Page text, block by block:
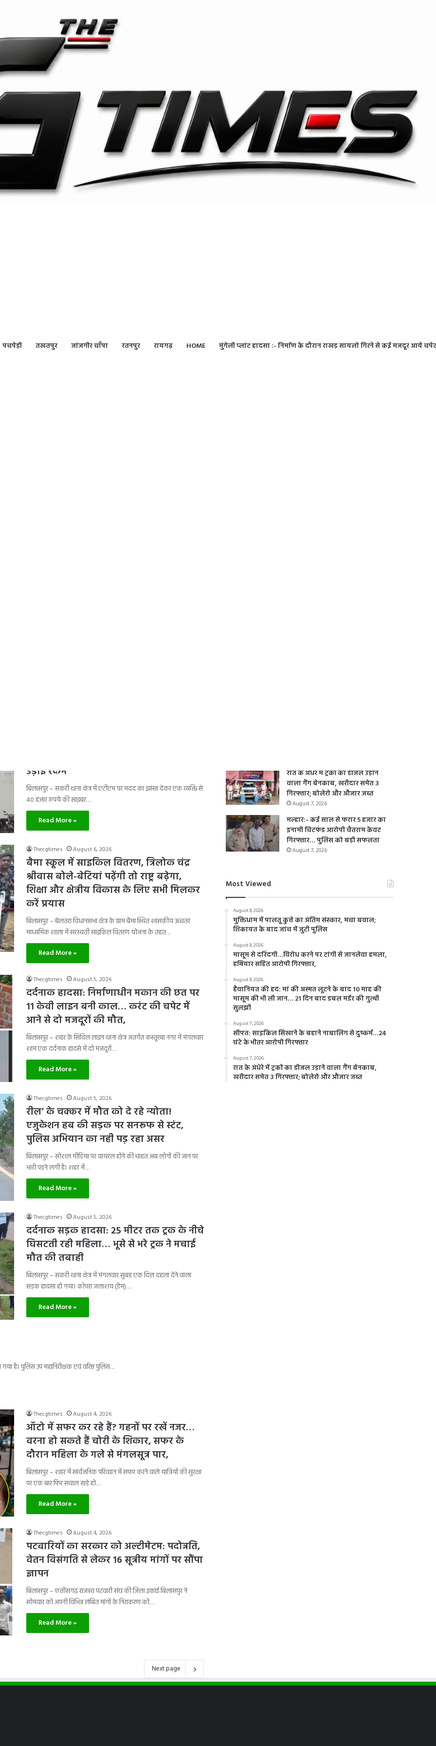
पचपेड़ी तखतपुर जांजगीर चाँपा रतनपुर रायगढ़ HOME मुंगेली प्लांट हादसा :- निर्माण के दौरान राखड़ सायलो गिरने से कई मजदूर आये
उड़ाई रकम
बिलासपुर – सकरी थाना क्षेत्र में एटीएम पर मदद का झांसा देकर एक व्यक्ति से
40 हजार रुपये की साइबर…
Read More »
Thecgtimes August 6, 2026
बैमा स्कूल में साइकिल वितरण, त्रिलोक चंद्र
श्रीवास बोले-बेटियां पढ़ेंगी तो राष्ट्र बढ़ेगा,
शिक्षा और क्षेत्रीय विकास के लिए सभी मिलकर
करें प्रयास
बिलासपुर – बेलतरा विधानसभा क्षेत्र के ग्राम बैमा स्थित शासकीय उच्चतर
माध्यमिक शाला में सरस्वती साइकिल वितरण योजना के तहत…
Read More »
Thecgtimes August 5, 2026
दर्दनाक हादसा: निर्माणाधीन मकान की छत पर
11 केवी लाइन बनी काल… करंट की चपेट में
आने से दो मजदूरों की मौत,
बिलासपुर – शहर के सिविल लाइन थाना क्षेत्र अंतर्गत कस्तूरबा नगर में मंगलवार
शाम एक दर्दनाक हादसे में दो मजदूरों…
Read More »
Thecgtimes August 5, 2026
रील’ के चक्कर में मौत को दे रहे न्योता!
एजुकेशन हब की सड़क पर सनरूफ से स्टंट,
पुलिस अभियान का नही पड़ रहा असर
बिलासपुर – सोशल मीडिया पर वायरल होने की चाहत अब लोगों की जान पर
भारी पड़ने लगी है। शहर में…
Read More »
Thecgtimes August 5, 2026
दर्दनाक सड़क हादसा: 25 मीटर तक ट्रक के नीचे
घिसटती रही महिला… भूसे से भरे ट्रक ने मचाई
मौत की तबाही
बिलासपुर – सकरी थाना क्षेत्र में मंगलवार सुबह एक दिल दहला देने वाला
सड़क हादसा हो गया। कोपरा जलाशय (डैम)…
Read More »
है। पुलिस उप महानिरीक्षक एवं वरिष्ठ पुलिस…
Thecgtimes August 4, 2026
ऑटो में सफर कर रहे हैं? गहनों पर रखें नजर…
वरना हो सकते हैं चोरी के शिकार, सफर के
दौरान महिला के गले से मंगलसूत्र पार,
बिलासपुर – शहर में सार्वजनिक परिवहन में सफर करने वाले यात्रियों की सुरक्षा
पर एक बार फिर सवाल खड़े हो…
Read More »
Thecgtimes August 4, 2026
पटवारियों का सरकार को अल्टीमेटम: पदोन्नति,
वेतन विसंगति से लेकर 16 सूत्रीय मांगों पर सौंपा
ज्ञापन
बिलासपुर – छत्तीसगढ़ राजस्व पटवारी संघ की जिला इकाई बिलासपुर ने
सोमवार को अपनी विभिन्न लंबित मांगों के निराकरण को…
Read More »
Next page
रात के अंधेरे में ट्रकों का डीजल उड़ाने
वाला गैंग बेनकाब, खरीदार समेत 3
गिरफ्तार; बोलेरो और औजार जब्त
August 7, 2026
मल्हार:- कई साल से फरार 5 हजार का
इनामी चिटफंड आरोपी चैतराम केवट
गिरफ्तार… पुलिस को बड़ी सफलता
August 7, 2026
Most Viewed
August 8, 2026
मुक्तिधाम में पालतू कुत्ते का अंतिम संस्कार, मचा बवाल;
शिकायत के बाद जांच में जुटी पुलिस
August 8, 2026
मासूम से दरिंदगी…विरोध करने पर टांगी से जानलेवा हमला,
हथियार सहित आरोपी गिरफ्तार,
August 8, 2026
हैवानियत की हद: मां की अस्मत लूटने के बाद 10 माह की
मासूम की भी ली जान… 21 दिन बाद डबल मर्डर की गुत्थी
सुलझी
August 7, 2026
सीपत: साइकिल सिखाने के बहाने नाबालिग से दुष्कर्म…24
घंटे के भीतर आरोपी गिरफ्तार
August 7, 2026
रात के अंधेरे में ट्रकों का डीजल उड़ाने वाला गैंग बेनकाब,
खरीदार समेत 3 गिरफ्तार; बोलेरो और औजार जब्त